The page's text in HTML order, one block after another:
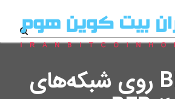
تفاوت BNB روی شبکه‌های